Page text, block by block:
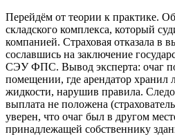
Перейдём от теории к практике.
складского комплекса, который
компанией. Страховая отказала в
сославшись на заключение
СЭУ ФПС. Вывод эксперта: очаг
помещении, где арендатор хранил
жидкости, нарушив правила.
выплата не положена
уверен, что очаг был в другом
принадлежащей собственнику